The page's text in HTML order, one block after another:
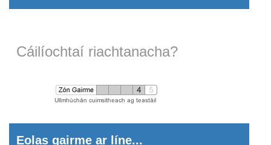
Cáilíochtaí riachtanacha?
Eolas gairme ar líne...